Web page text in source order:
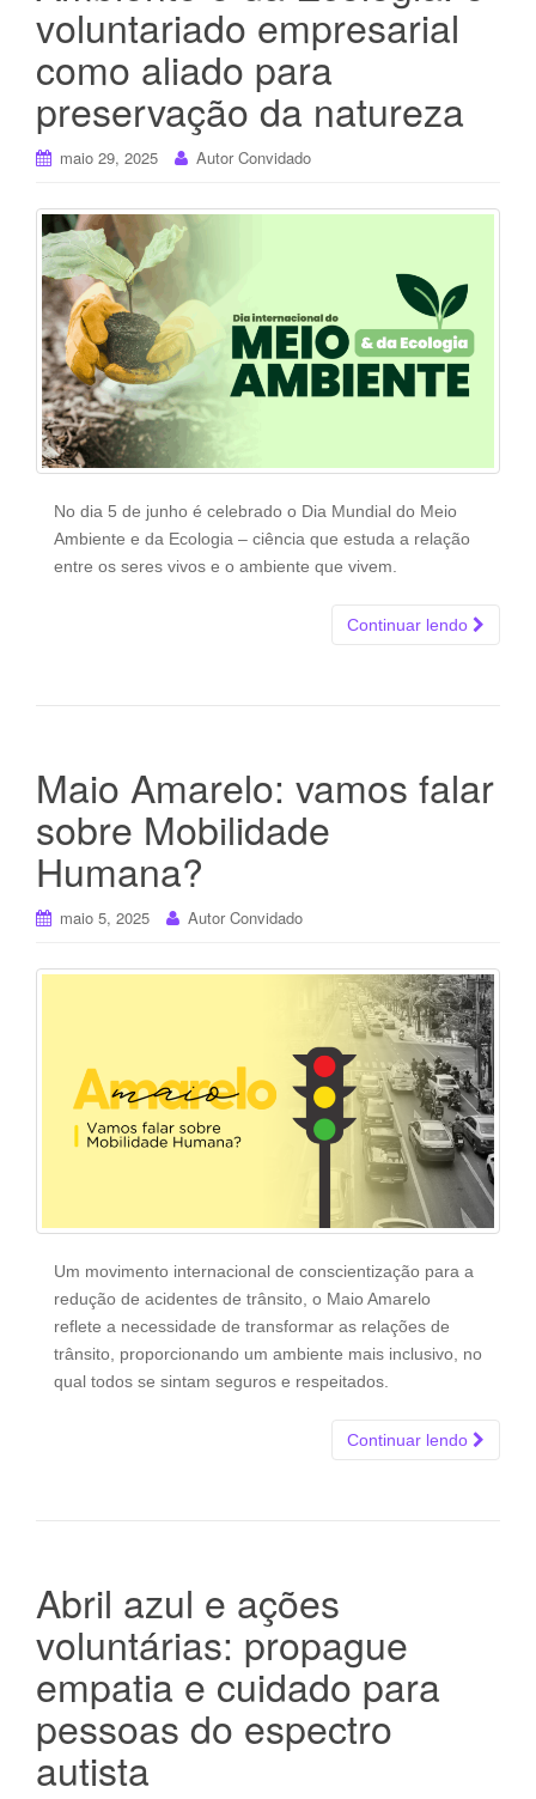
voluntariado empresarial
como aliado para
preservação da natureza
maio 29, 2025 Autor Convidado
No dia 5 de junho é celebrado o Dia Mundial do Meio
Ambiente e da Ecologia – ciência que estuda a relação
entre os seres vivos e o ambiente que vivem.
Continuar lendo
Maio Amarelo: vamos falar
sobre Mobilidade
Humana?
maio 5, 2025 Autor Convidado
Um movimento internacional de conscientização para a
redução de acidentes de trânsito, o Maio Amarelo
reflete a necessidade de transformar as relações de
trânsito, proporcionando um ambiente mais inclusivo, no
qual todos se sintam seguros e respeitados.
Continuar lendo
Abril azul e ações
voluntárias: propague
empatia e cuidado para
pessoas do espectro
autista